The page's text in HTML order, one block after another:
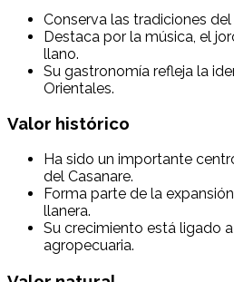
Conserva las tradiciones
Destaca por la música, el
llano.
Su gastronomía refleja la
Orientales.
Valor histórico
Ha sido un importante
del Casanare.
Forma parte de la
llanera.
Su crecimiento está ligado
agropecuaria.